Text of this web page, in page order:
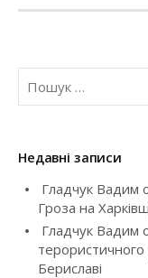
n
v
g
a
t
П
ш
кНедавні записи
Гладчук Вадим
Гроза на
Гладчук Вадим
терористичного
Бериславі